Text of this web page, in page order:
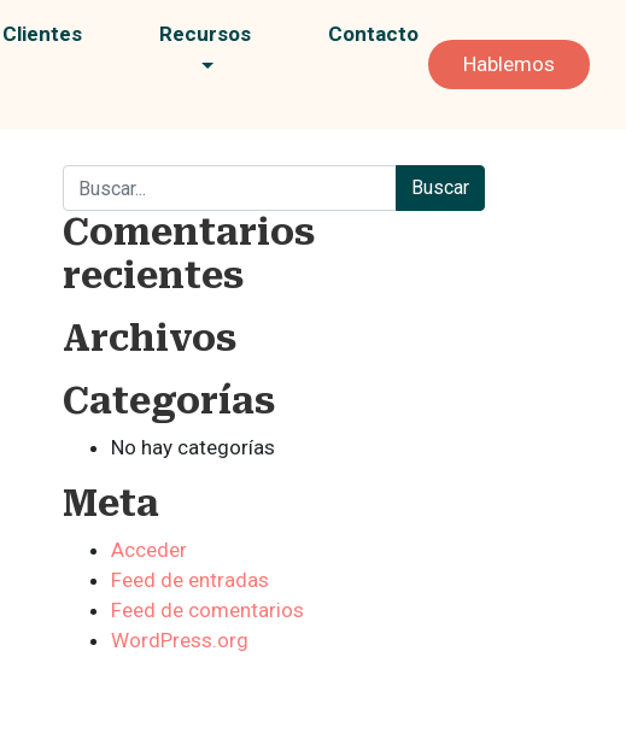
Clientes Recursos
Contacto
Hablemos
Buscar:
Comentarios
recientes
Archivos
Categorías
No hay categorías
Meta
Acceder
Feed de entradas
Feed de comentarios
WordPress.org